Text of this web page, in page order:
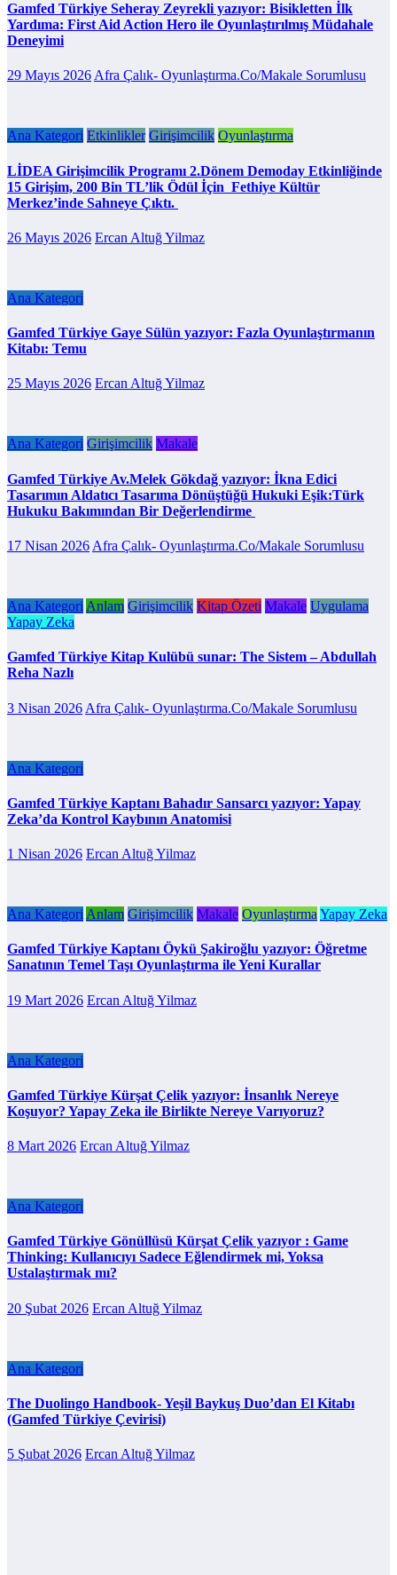
Gamfed Türkiye Seheray Zeyrekli yazıyor: Bisikletten İlk
Yardıma: First Aid Action Hero ile Oyunlaştırılmış Müdahale
Deneyimi
29 Mayıs 2026Afra Çalık- Oyunlaştırma.Co/Makale Sorumlusu
Ana Kategori Etkinlikler Girişimcilik Oyunlaştırma
LİDEA Girişimcilik Programı 2.Dönem Demoday Etkinliğinde
15 Girişim, 200 Bin TL’lik Ödül İçin Fethiye Kültür
Merkez’inde Sahneye Çıktı.
26 Mayıs 2026 Ercan Altuğ Yilmaz
Ana Kategori
Gamfed Türkiye Gaye Sülün yazıyor: Fazla Oyunlaştırmanın
Kitabı: Temu
25 Mayıs 2026 Ercan Altuğ Yilmaz
Ana Kategori Girişimcilik Makale
Gamfed Türkiye Av.Melek Gökdağ yazıyor: İkna Edici
Tasarımın Aldatıcı Tasarıma Dönüştüğü Hukuki Eşik:Türk
Hukuku Bakımından Bir Değerlendirme
17 Nisan 2026 Afra Çalık- Oyunlaştırma.Co/Makale Sorumlusu
Ana Kategori Anlam Girişimcilik Kitap Özeti Makale Uygulama
Yapay Zeka
Gamfed Türkiye Kitap Kulübü sunar: The Sistem – Abdullah
Reha Nazlı
3 Nisan 2026 Afra Çalık- Oyunlaştırma.Co/Makale Sorumlusu
Ana Kategori
Gamfed Türkiye Kaptanı Bahadır Sansarcı yazıyor: Yapay
Zeka’da Kontrol Kaybının Anatomisi
1 Nisan 2026 Ercan Altuğ Yilmaz
Ana Kategori Anlam Girişimcilik Makale Oyunlaştırma Yapay Zeka
Gamfed Türkiye Kaptanı Öykü Şakiroğlu yazıyor: Öğretme
Sanatının Temel Taşı Oyunlaştırma ile Yeni Kurallar
19 Mart 2026 Ercan Altuğ Yilmaz
Ana Kategori
Gamfed Türkiye Kürşat Çelik yazıyor: İnsanlık Nereye
Koşuyor? Yapay Zeka ile Birlikte Nereye Varıyoruz?
8 Mart 2026 Ercan Altuğ Yilmaz
Ana Kategori
Gamfed Türkiye Gönüllüsü Kürşat Çelik yazıyor : Game
Thinking: Kullanıcıyı Sadece Eğlendirmek mi, Yoksa
Ustalaştırmak mı?
20 Şubat 2026 Ercan Altuğ Yilmaz
Ana Kategori
The Duolingo Handbook- Yeşil Baykuş Duo’dan El Kitabı
(Gamfed Türkiye Çevirisi)
5 Şubat 2026 Ercan Altuğ Yilmaz